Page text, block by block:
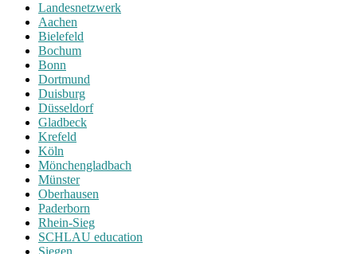
Landesnetzwerk
Aachen
Bielefeld
Bochum
Bonn
Dortmund
Duisburg
Düsseldorf
Gladbeck
Krefeld
Köln
Mönchengladbach
Münster
Oberhausen
Paderborn
Rhein-Sieg
SCHLAU education
Siegen